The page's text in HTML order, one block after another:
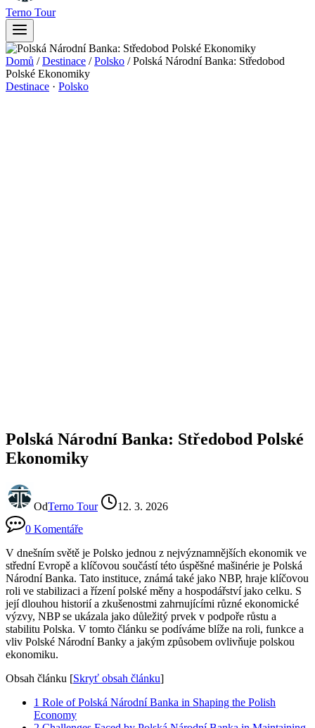
Terno Tour
Domů / Destinace / Polsko / Polská Národní Banka: Středobod
Polské Ekonomiky
Destinace · Polsko
Polská Národní Banka: Středobod Polské
Ekonomiky
OdTerno Tour
12. 3. 2026
0 Komentáře
V dnešním světě je‌ Polsko jednou z nejvýznamnějších​ ekonomik ve
střední Evropě a klíčovou součástí této úspěšné mašinérie je Polská
⁤Národní‌ Banka. Tato instituce, známá⁢ také jako​ NBP, hraje klíčovou
roli ve stabilizaci a řízení polské měny a hospodářství jako celku. S
její dlouhou historií a zkušenostmi zahrnujícími různé ekonomické
výzvy, NBP se ukázala jako‍ důležitý prvek v podpoře růstu a
stabilitu ⁣Polska. ⁤V tomto ⁤článku ‌se podíváme blíže na roli,‌ funkce a
vliv Polské ​Národní Banky⁢ a jakým způsobem ovlivňuje‌ polskou​
ekonomiku.
Obsah článku [Skryť obsah článku]
1 Role of Polská Národní Banka in Shaping the Polish
Economy